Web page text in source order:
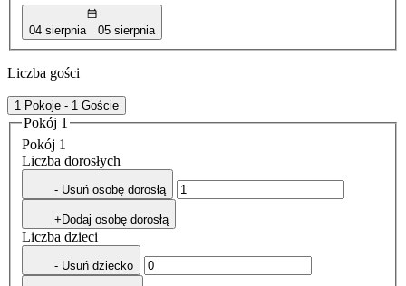
04 sierpnia 05 sierpnia
Liczba gości
1 Pokoje - 1 Goście
Pokój 1
Pokój 1
Liczba dorosłych
- Usuń osobę dorosłą
+Dodaj osobę dorosłą
Liczba dzieci
- Usuń dziecko